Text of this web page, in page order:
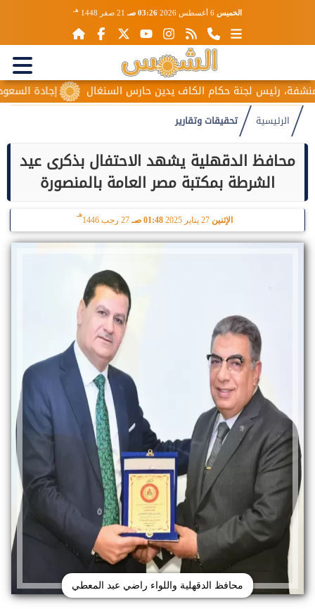
الخميس 03:26 صـ 21 صفر 1448 هـ
إجادة السعودية للطيران حكام الكاف يدين حارس السنغال
الرئيسية تحقيقات وتقارير
محافظ الدقهلية يشهد الاحتفال بذكرى عيد
الشرطة بمكتبة مصر العامة بالمنصورة
الإثنين 01:48 صـ 27 رجب 1446
هـ
محافظ الدقهلية واللواء راضي عبد المعطي